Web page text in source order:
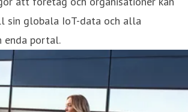
sin globala IoT-data och alla
enda portal.